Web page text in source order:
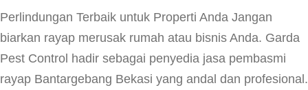
Perlindungan Terbaik untuk Properti Anda Jangan
biarkan rayap merusak rumah atau bisnis Anda. Garda
Pest Control hadir sebagai penyedia jasa pembasmi
rayap Bantargebang Bekasi yang andal dan profesional.